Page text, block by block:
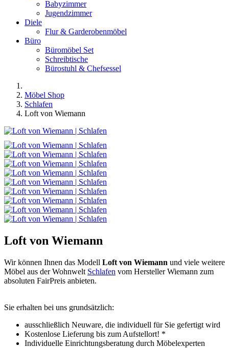
Babyzimmer
Jugendzimmer
Diele
Flur & Garderobenmöbel
Büro
Büromöbel Set
Schreibtische
Bürostuhl & Chefsessel
Möbel Shop
Schlafen
Loft von Wiemann
Loft von Wiemann
Wir können Ihnen das Modell Loft von Wiemann und viele weitere
Möbel aus der Wohnwelt Schlafen vom Hersteller Wiemann zum
absoluten FairPreis anbieten.
Sie erhalten bei uns grundsätzlich:
ausschließlich Neuware, die individuell für Sie gefertigt wird
Kostenlose Lieferung bis zum Aufstellort! *
Individuelle Einrichtungsberatung durch Möbelexperten